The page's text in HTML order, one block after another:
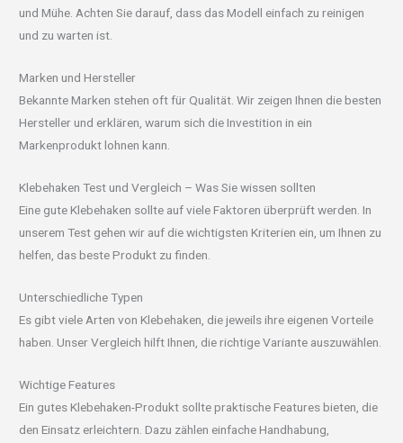
und Mühe. Achten Sie darauf, dass das Modell einfach zu reinigen
und zu warten ist.
Marken und Hersteller
Bekannte Marken stehen oft für Qualität. Wir zeigen Ihnen die besten
Hersteller und erklären, warum sich die Investition in ein
Markenprodukt lohnen kann.
Klebehaken Test und Vergleich – Was Sie wissen sollten
Eine gute Klebehaken sollte auf viele Faktoren überprüft werden. In
unserem Test gehen wir auf die wichtigsten Kriterien ein, um Ihnen zu
helfen, das beste Produkt zu finden.
Unterschiedliche Typen
Es gibt viele Arten von Klebehaken, die jeweils ihre eigenen Vorteile
haben. Unser Vergleich hilft Ihnen, die richtige Variante auszuwählen.
Wichtige Features
Ein gutes Klebehaken-Produkt sollte praktische Features bieten, die
den Einsatz erleichtern. Dazu zählen einfache Handhabung,